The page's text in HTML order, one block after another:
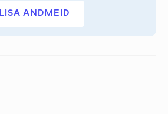
LISA ANDMEID